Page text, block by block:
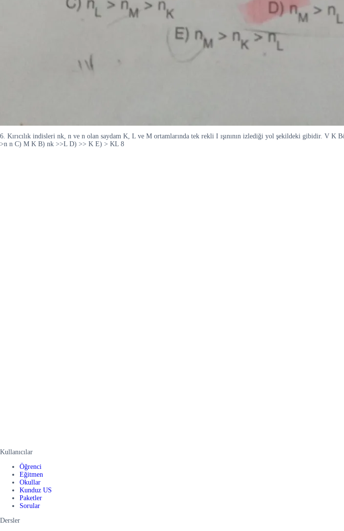
6. Kırıcılık indisleri nk, n ve n olan saydam K, L ve M ortamlarında tek rekli I ışınının izlediği yol şekildeki gibidir. V
>n n C) M K B) nk >>L D) >> K E) > KL 8
Kullanıcılar
Öğrenci
Eğitmen
Okullar
Kunduz US
Paketler
Sorular
Dersler